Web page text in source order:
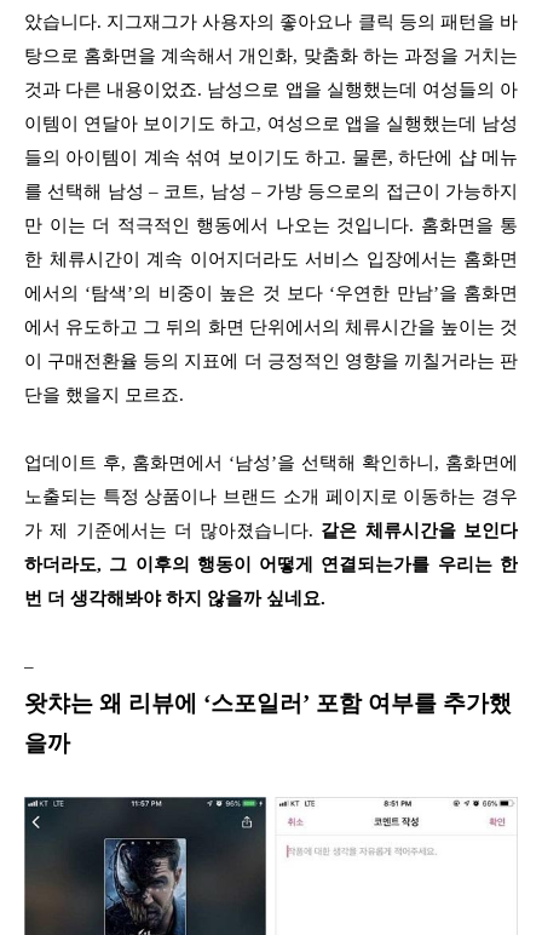
았습니다. 지그재그가 사용자의 좋아요나 클릭 등의 패턴을 바
탕으로 홈화면을 계속해서 개인화, 맞춤화 하는 과정을 거치는
것과 다른 내용이었죠. 남성으로 앱을 실행했는데 여성들의 아
이템이 연달아 보이기도 하고, 여성으로 앱을 실행했는데 남성
들의 아이템이 계속 섞여 보이기도 하고. 물론, 하단에 샵 메뉴
를 선택해 남성 – 코트, 남성 – 가방 등으로의 접근이 가능하지
만 이는 더 적극적인 행동에서 나오는 것입니다. 홈화면을 통
한 체류시간이 계속 이어지더라도 서비스 입장에서는 홈화면
에서의 ‘탐색’의 비중이 높은 것 보다 ‘우연한 만남’을 홈화면
에서 유도하고 그 뒤의 화면 단위에서의 체류시간을 높이는 것
이 구매전환율 등의 지표에 더 긍정적인 영향을 끼칠거라는 판
단을 했을지 모르죠.
업데이트 후, 홈화면에서 ‘남성’을 선택해 확인하니, 홈화면에
노출되는 특정 상품이나 브랜드 소개 페이지로 이동하는 경우
가 제 기준에서는 더 많아졌습니다. 같은 체류시간을 보인다
하더라도, 그 이후의 행동이 어떻게 연결되는가를 우리는 한
번 더 생각해봐야 하지 않을까 싶네요.
–
왓챠는 왜 리뷰에 ‘스포일러’ 포함 여부를 추가했
을까